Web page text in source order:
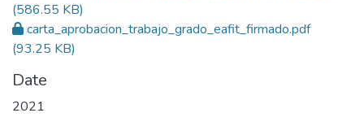
(586.55 KB)
carta_aprobacion_trabajo_grado_eafit_firmado.pdf
(93.25 KB)
Date
2021